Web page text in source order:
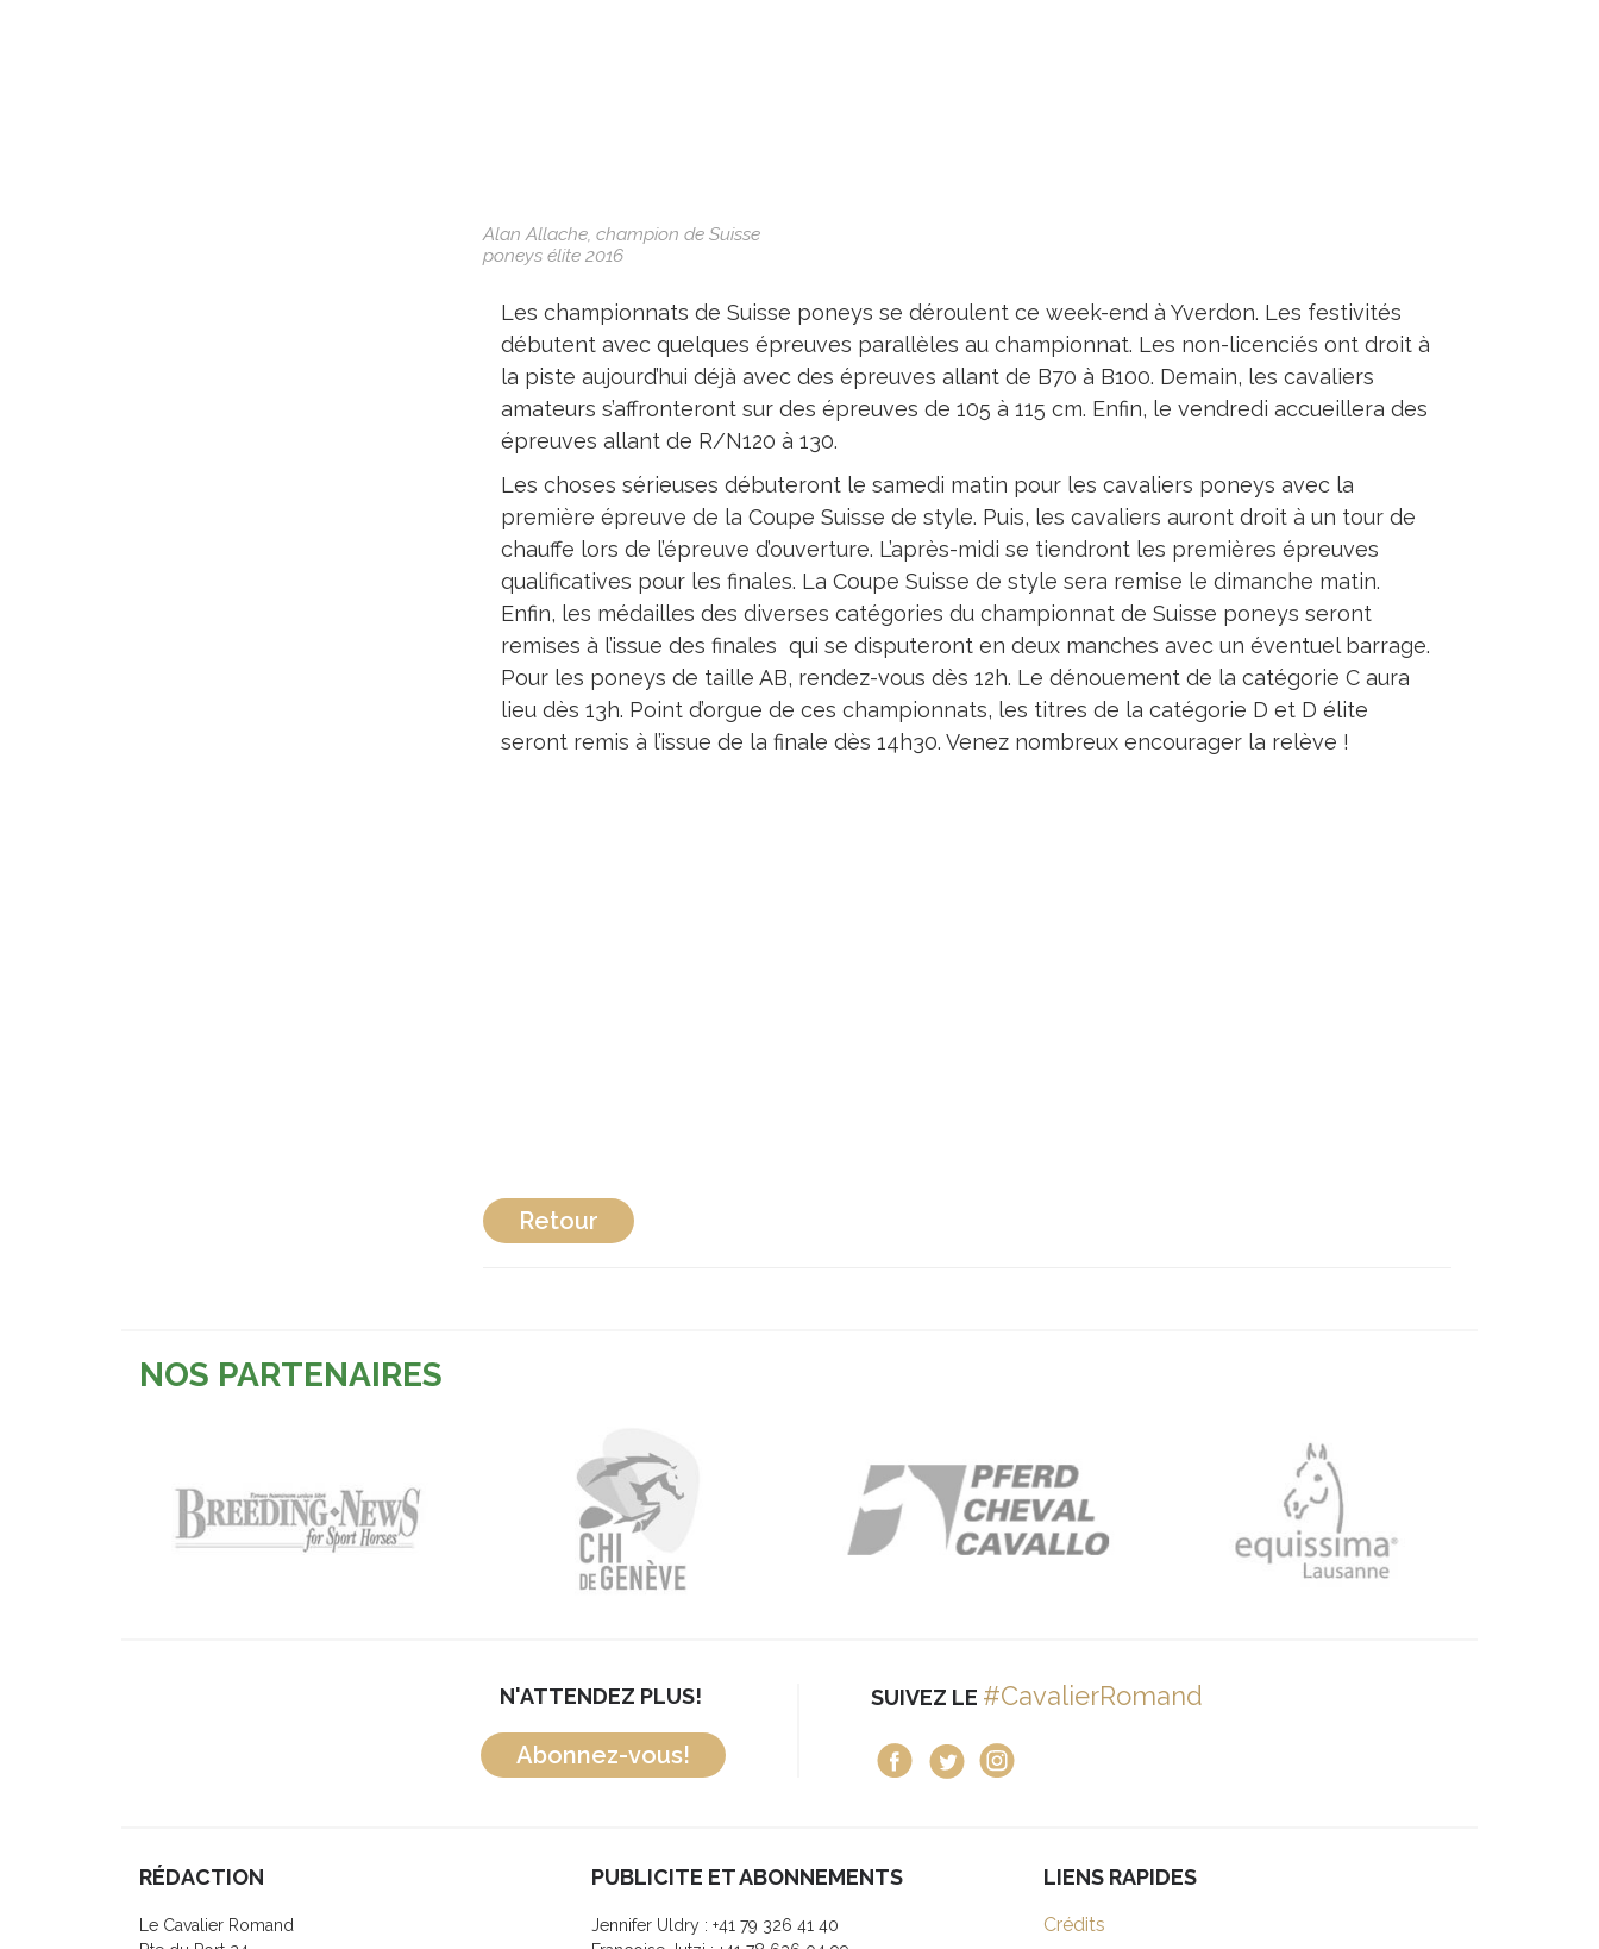
Alan Allache, champion de Suisse
poneys élite 2016
Les championnats de Suisse poneys se déroulent ce week-end à Yverdon. Les festivités
débutent avec quelques épreuves parallèles au championnat. Les non-licenciés ont droit à
la piste aujourd’hui déjà avec des épreuves allant de B70 à B100. Demain, les cavaliers
amateurs s’affronteront sur des épreuves de 105 à 115 cm. Enfin, le vendredi accueillera des
épreuves allant de R/N120 à 130.
Les choses sérieuses débuteront le samedi matin pour les cavaliers poneys avec la
première épreuve de la Coupe Suisse de style. Puis, les cavaliers auront droit à un tour de
chauffe lors de l’épreuve d’ouverture. L’après-midi se tiendront les premières épreuves
qualificatives pour les finales. La Coupe Suisse de style sera remise le dimanche matin.
Enfin, les médailles des diverses catégories du championnat de Suisse poneys seront
remises à l’issue des finales qui se disputeront en deux manches avec un éventuel barrage.
Pour les poneys de taille AB, rendez-vous dès 12h. Le dénouement de la catégorie C aura
lieu dès 13h. Point d’orgue de ces championnats, les titres de la catégorie D et D élite
seront remis à l’issue de la finale dès 14h30. Venez nombreux encourager la relève !
Retour
NOS PARTENAIRES
N'ATTENDEZ PLUS!
Abonnez-vous!
SUIVEZ LE #CavalierRomand
RÉDACTION
Le Cavalier Romand
PUBLICITE ET ABONNEMENTS
Jennifer Uldry : +41 79 326 41 40
LIENS RAPIDES
Crédits